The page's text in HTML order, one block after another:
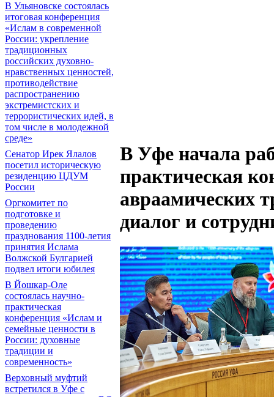
В Ульяновске состоялась
итоговая конференция
«Ислам в современной
России: укрепление
традиционных
российских духовно-
нравственных ценностей,
противодействие
распространению
экстремистских и
террористических идей, в
том числе в молодежной
среде»
Сенатор Ирек Ялалов
посетил историческую
резиденцию ЦДУМ
России
Оргкомитет по
подготовке и
проведению
празднования 1100-летия
принятия Ислама
Волжской Булгарией
подвел итоги юбилея
В Йошкар-Оле
состоялась научно-
практическая
конференция «Ислам и
семейные ценности в
России: духовные
традиции и
современность»
Верховный муфтий
встретился в Уфе с
В Уфе начала
практическая
авраамических
диалог и